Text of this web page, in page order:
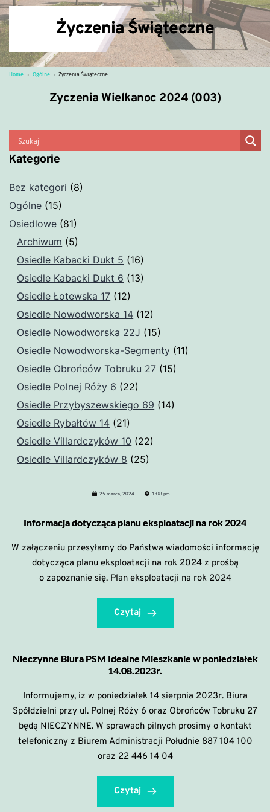
Życzenia Świąteczne
Home Ogólne Życzenia Świąteczne
Zyczenia Wielkanoc 2024 (003)
Kategorie
Bez kategori (8)
Ogólne (15)
Osiedlowe (81)
Archiwum (5)
Osiedle Kabacki Dukt 5 (16)
Osiedle Kabacki Dukt 6 (13)
Osiedle Łotewska 17 (12)
Osiedle Nowodworska 14 (12)
Osiedle Nowodworska 22J (15)
Osiedle Nowodworska-Segmenty (11)
Osiedle Obrońców Tobruku 27 (15)
Osiedle Polnej Róży 6 (22)
Osiedle Przybyszewskiego 69 (14)
Osiedle Rybałtów 14 (21)
Osiedle Villardczyków 10 (22)
Osiedle Villardczyków 8 (25)
25 marca, 2024 1:08 pm
Informacja dotycząca planu eksploatacji na rok 2024
W załączeniu przesyłamy do Państwa wiadomości informację
dotycząca planu eksploatacji na rok 2024 z prośbą
o zapoznanie się. Plan eksploatacji na rok 2024
Czytaj
Nieczynne Biura PSM Idealne Mieszkanie w poniedziałek
14.08.2023r.
Informujemy, iz w poniedziałek 14 sierpnia 2023r. Biura
Spółdzielni przy ul. Polnej Róży 6 oraz Obrońców Tobruku 27
będą NIECZYNNE. W sprawach pilnych prosimy o kontakt
telefoniczny z Biurem Administracji Południe 887 104 100
oraz 22 446 14 04
Czytaj